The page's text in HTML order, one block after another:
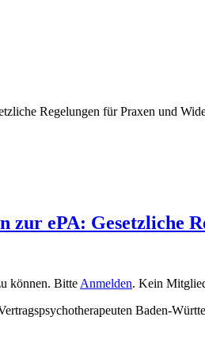
Regelungen für Praxen und
ePA: Gesetzliche
können. Bitte Anmelden. Kein
Baden-